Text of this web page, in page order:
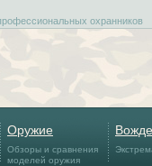
охранников
Оружие
Обзоры и сравнения
моделей оружия